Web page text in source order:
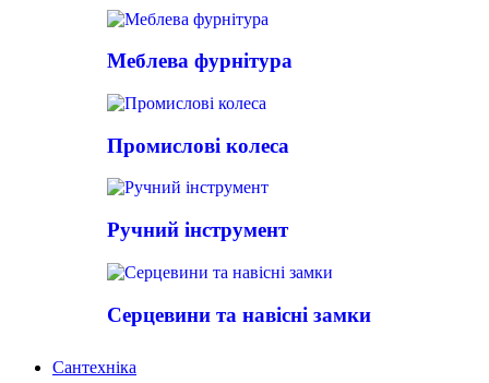
Меблева фурнітура
Промислові колеса
Ручний інструмент
Серцевини та навісні замки
Сантехніка